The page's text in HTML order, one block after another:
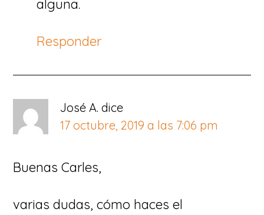
alguna.
Responder
José A. dice
17 octubre, 2019 a las 7:06 pm
Buenas Carles,
varias dudas, cómo haces el